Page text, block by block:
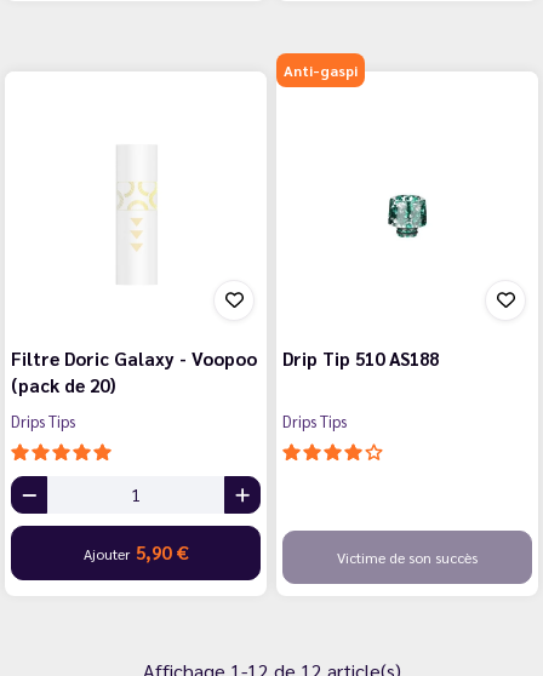
Filtre Doric Galaxy - Voopoo
(pack de 20)
Drips Tips
Ajouter 5,90 €
Anti-gaspi
Drip Tip 510 AS188
Drips Tips
Victime de son succès
Affichage 1-12 de 12 article(s)